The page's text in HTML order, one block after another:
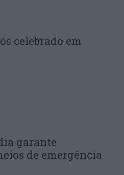
celebrado em
garante
de emergência